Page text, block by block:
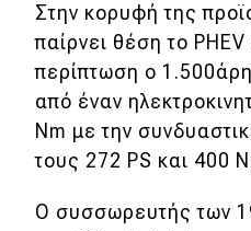
Στην κορυφή της
παίρνει θέση το
περίπτωση ο
από έναν
Nm με την
τους 272 PS και 400
O συσσωρευτής των